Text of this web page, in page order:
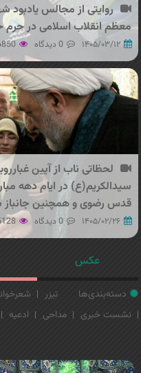
روایتی از مجالس یادبود
معظم انقلاب اسلامی در
۱۴۰۵/۰۳/۱۲ 0 دیدگاه 6850
لحظاتی ناب از آیین
سیدالکریم(ع) در ایام دهه
قدس رضوی و همچنین جانباز
۱۴۰۵/۰۲/۲۶ 0 دیدگاه 5128
عکس
دسته‌بندی‌ها تیزر
نشست خبری
مداحی ادعیه